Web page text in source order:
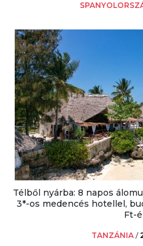
Télből nyárba: 8 napos
3*-os medencés hotellel,
Ft-
TANZÁNIA /